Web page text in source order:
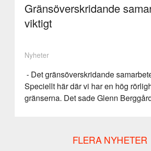
Gränsöverskridande
viktigt
Nyheter
- Det gränsöverskridande
Speciellt här där vi har en hög
gränserna. Det sade Glenn
FLERA NYHETER